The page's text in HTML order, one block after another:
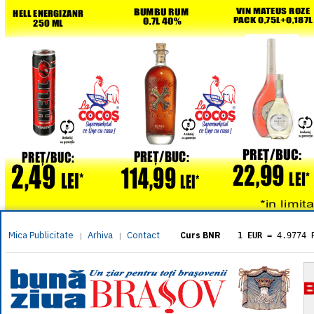
Mica Publicitate | Arhiva | Contact Curs BNR 1 EUR = 4.9774
= 5.8304
1 XAU= 464.4611
1 AED= 1.1933
1 AUD= 2.7957
1 BGN= 2.5449